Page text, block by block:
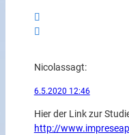
Nicolassagt:
6.5.2020 12:46
Hier der Link zur
http://